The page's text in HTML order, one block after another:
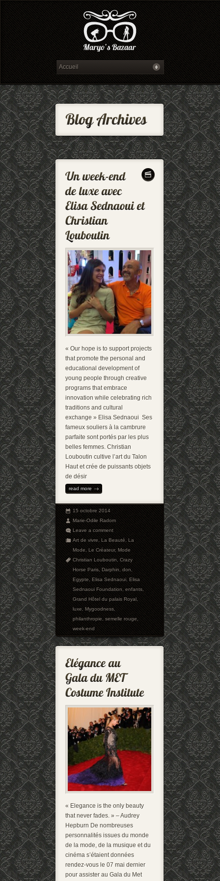
« Our hope is to support projects
that promote the personal and
educational development of
young people through creative
programs that embrace
innovation while celebrating rich
traditions and cultural
exchange » Elisa Sednaoui Ses
fameux souliers à la cambrure
parfaite sont portés par les plus
belles femmes. Christian
Louboutin cultive l’art du Talon
Haut et crée de puissants objets
de désir
read more
15 octobre 2014
Marie-Odile Radom
Leave a comment
Art de vivre,La Beauté,La
Mode,Le Créateur,Mode
Christian Louboutin,Crazy
Horse Paris,Darphin,don,
Egypte,Elisa Sednaoui,Elisa
Sednaoui Foundation,enfants,
Grand Hôtel du palais Royal,
luxe,Mygoodness,
philanthropie,semelle rouge,
week-end
« Elegance is the only beauty
that never fades. » – Audrey
Hepburn De nombreuses
personnalités issues du monde
de la mode, de la musique et du
cinéma s’étaient données
rendez-vous le 07 mai dernier
pour assister au Gala du Met